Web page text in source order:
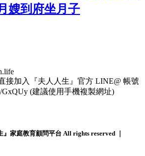
嫂到府坐月子
接加入『夫人人生』官方 LINE@ 帳號
GxQUy (建議使用手機複製網址)
』家庭教育顧問平台 All rights reserved ｜